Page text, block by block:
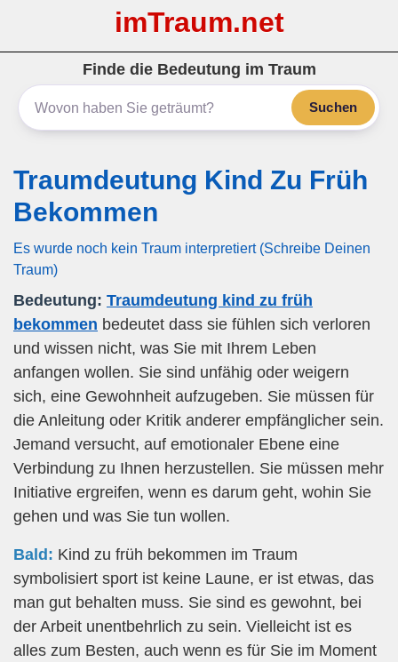
imTraum.net
Finde die Bedeutung im Traum
Suchen
Traumdeutung Kind Zu Früh
Bekommen
Es wurde noch kein Traum interpretiert (Schreibe Deinen
Traum)
Bedeutung: Traumdeutung kind zu früh
bekommen bedeutet dass sie fühlen sich verloren
und wissen nicht, was Sie mit Ihrem Leben
anfangen wollen. Sie sind unfähig oder weigern
sich, eine Gewohnheit aufzugeben. Sie müssen für
die Anleitung oder Kritik anderer empfänglicher sein.
Jemand versucht, auf emotionaler Ebene eine
Verbindung zu Ihnen herzustellen. Sie müssen mehr
Initiative ergreifen, wenn es darum geht, wohin Sie
gehen und was Sie tun wollen.
Bald: Kind zu früh bekommen im Traum
symbolisiert sport ist keine Laune, er ist etwas, das
man gut behalten muss. Sie sind es gewohnt, bei
der Arbeit unentbehrlich zu sein. Vielleicht ist es
alles zum Besten, auch wenn es für Sie im Moment